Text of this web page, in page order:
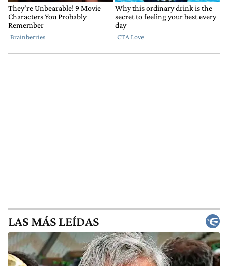
LAS MÁS LEÍDAS